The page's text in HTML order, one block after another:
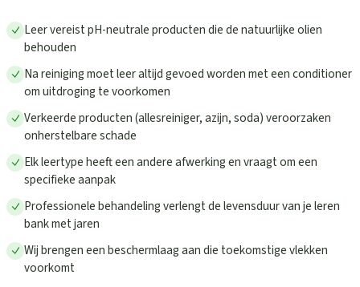
Leer vereist pH-neutrale producten die de natuurlijke olien
behouden
Na reiniging moet leer altijd gevoed worden met een conditioner
om uitdroging te voorkomen
Verkeerde producten (allesreiniger, azijn, soda) veroorzaken
onherstelbare schade
Elk leertype heeft een andere afwerking en vraagt om een
specifieke aanpak
Professionele behandeling verlengt de levensduur van je leren
bank met jaren
Wij brengen een beschermlaag aan die toekomstige vlekken
voorkomt